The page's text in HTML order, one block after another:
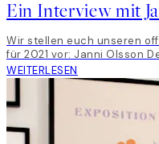
Ein Interview mit
Wir stellen euch unseren
für 2021 vor: Janni Olsson
WEITERLESEN